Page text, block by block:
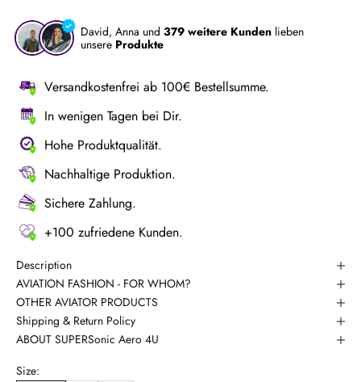
David, Anna und 379 weitere Kunden lieben
unsere Produkte
Versandkostenfrei ab 100€ Bestellsumme.
In wenigen Tagen bei Dir.
Hohe Produktqualität.
Nachhaltige Produktion.
Sichere Zahlung.
+100 zufriedene Kunden.
Description
AVIATION FASHION - FOR WHOM?
OTHER AVIATOR PRODUCTS
Shipping & Return Policy
ABOUT SUPERSonic Aero 4U
Size: